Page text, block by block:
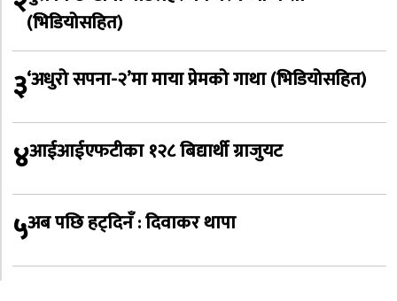
(भिडियोसहित)
३‘अधुरो सपना-२’मा माया प्रेमको गाथा (भिडियोसहित)
४आईआईएफटीका १२८ बिद्यार्थी ग्राजुयट
५अब पछि हट्दिनँ : दिवाकर थापा